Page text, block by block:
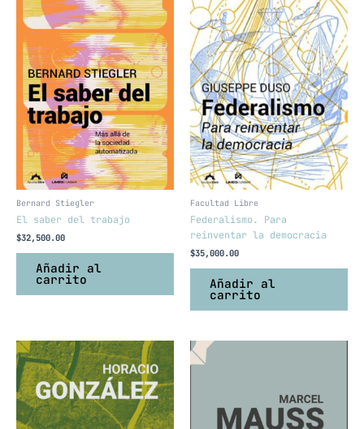
Bernard Stiegler
El saber del trabajo
$32,500.00
Añadir al
carrito
Facultad Libre
Federalismo. Para
reinventar la democracia
$35,000.00
Añadir al
carrito